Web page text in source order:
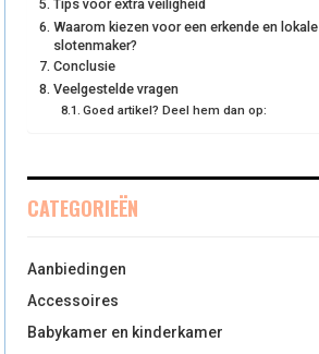
Tips voor extra veiligheid
Waarom kiezen voor een erkende en lokale
slotenmaker?
Conclusie
Veelgestelde vragen
Goed artikel? Deel hem dan op:
CATEGORIEËN
Aanbiedingen
Accessoires
Babykamer en kinderkamer